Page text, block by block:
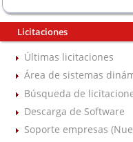
Licitaciones
Últimas licitaciones
Área de sistemas
Búsqueda de
Descarga de Software
Soporte empresas